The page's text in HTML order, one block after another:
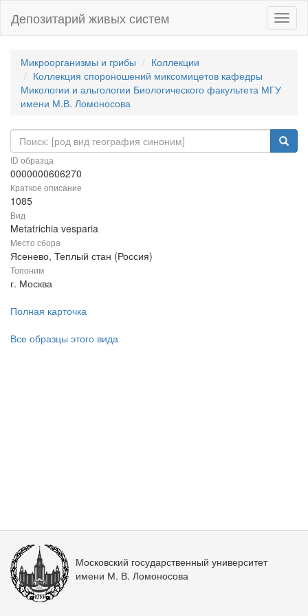
Депозитарий живых систем
Микроорганизмы и грибы
Коллекции
Коллекция спороношений миксомицетов кафедры
Микологии и альгологии Биологического факультета МГУ
имени М.В. Ломоносова
ID образца
0000000606270
Краткое описание
1085
Вид
Metatrichia vesparia
Место сбора
Ясенево, Теплый стан (Россия)
Топоним
г. Москва
Полная карточка
Все образцы этого вида
Московский государственный университет
имени М. В. Ломоносова